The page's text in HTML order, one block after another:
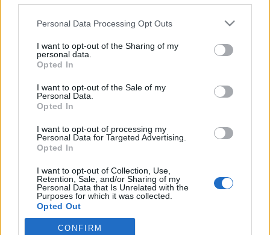
Personal Data Processing Opt Outs
I want to opt-out of the Sharing of my
personal data.
Opted In
I want to opt-out of the Sale of my
Personal Data.
Opted In
I want to opt-out of processing my
Personal Data for Targeted Advertising.
Opted In
I want to opt-out of Collection, Use,
Retention, Sale, and/or Sharing of my
Personal Data that Is Unrelated with the
Purposes for which it was collected.
Opted Out
CONFIRM
im Spiel einloggen. Falls Du noch keinen
Spielaccount besitzt, bitte registriere Dich neu.
Wir freuen uns auf Deinen nächsten Besuch in
unserem Forum!„Zum Spiel“
Thema: ( DT) Schäfchensmilies mal anders...
OmaIven
Forenfreak
Beiträge:
26 Oktober 2020
Pattex68
Kaiser des Forums
Beiträge:
96bauerntrampel96
Lebende Forenlegende, weiblich, <
Beiträge: 25.410 Zustimmungen: 116.849
cooley